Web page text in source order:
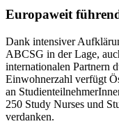
Europaweit
Dank intensiver
ABCSG in der Lage,
internationalen Partnern
Einwohnerzahl verfügt
an
250 Study Nurses und
verdanken.